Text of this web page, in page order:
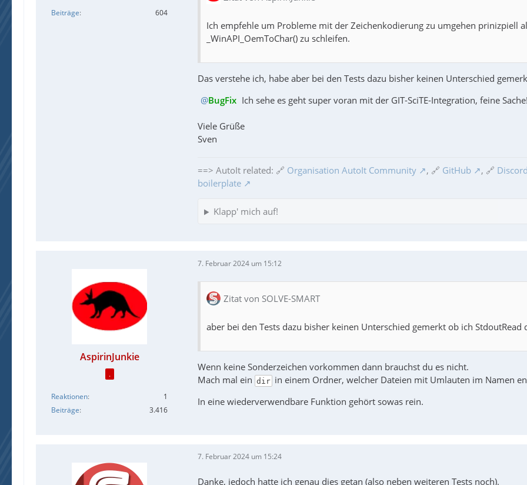
Beiträge 604
Ich empfehle um Probleme mit der Zeichenkodierung zu umgehen prinizpiell
_WinAPI_OemToChar() zu schleifen.
Das verstehe ich, habe aber bei den Tests dazu bisher keinen Unterschied
BugFix Ich sehe es geht super voran mit der GIT-SciTE-Integration, feine
Viele Grüße
Sven
==> AutoIt related: 🔗 Organisation AutoIt Community , 🔗 GitHub , 🔗
boilerplate
Klapp' mich auf!
AspirinJunkie
.
Reaktionen
1
Beiträge
3.416
7. Februar 2024 um 15:12
Zitat von SOLVE-SMART
aber bei den Tests dazu bisher keinen Unterschied gemerkt ob ich
Wenn keine Sonderzeichen vorkommen dann brauchst du es nicht.
Mach mal ein dir in einem Ordner, welcher Dateien mit Umlauten im Namen
In eine wiederverwendbare Funktion gehört sowas rein.
7. Februar 2024 um 15:24
Danke, jedoch hatte ich genau dies getan (also neben weiteren Tests noch).